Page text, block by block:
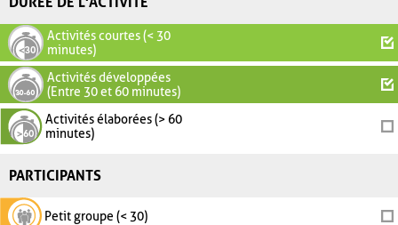
Activités courtes (< 30
minutes)
Activités développées
(Entre 30 et 60 minutes)
Activités élaborées (> 60
minutes)
PARTICIPANTS
Petit groupe (< 30)